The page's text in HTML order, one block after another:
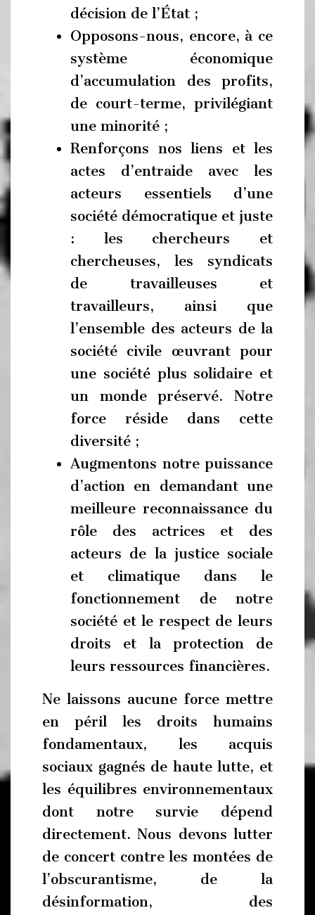
décision de l’État ;
Opposons-nous, encore, à ce
système économique
d’accumulation des profits,
de court-terme, privilégiant
une minorité ;
Renforçons nos liens et les
actes d’entraide avec les
acteurs essentiels d’une
société démocratique et juste
: les chercheurs et
chercheuses, les syndicats
de travailleuses et
travailleurs, ainsi que
l’ensemble des acteurs de la
société civile œuvrant pour
une société plus solidaire et
un monde préservé. Notre
force réside dans cette
diversité ;
Augmentons notre puissance
d’action en demandant une
meilleure reconnaissance du
rôle des actrices et des
acteurs de la justice sociale
et climatique dans le
fonctionnement de notre
société et le respect de leurs
droits et la protection de
leurs ressources financières.
Ne laissons aucune force mettre
en péril les droits humains
fondamentaux, les acquis
sociaux gagnés de haute lutte, et
les équilibres environnementaux
dont notre survie dépend
directement. Nous devons lutter
de concert contre les montées de
l’obscurantisme, de la
désinformation, des